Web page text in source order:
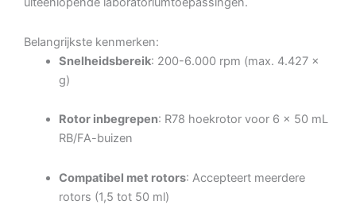
Belangrijkste kenmerken:
Snelheidsbereik: 200-6.000 rpm (max. 4.427 ×
g)
Rotor inbegrepen: R78 hoekrotor voor 6 × 50 mL
RB/FA-buizen
Compatibel met rotors: Accepteert meerdere
rotors (1,5 tot 50 ml)